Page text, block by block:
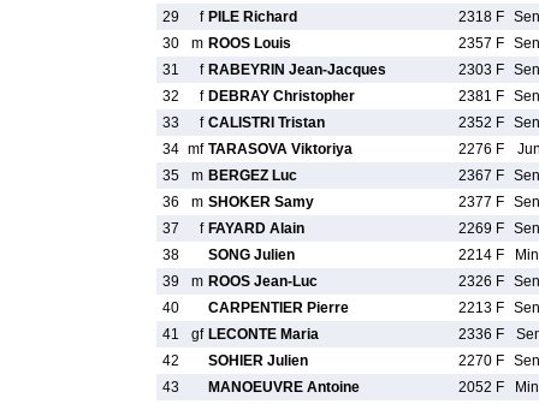
29
f PILE Richard 2318 F
30
m ROOS Louis 2357 F
31
f RABEYRIN Jean-Jacques 2303 F
32
f DEBRAY Christopher 2381 F
33
f CALISTRI Tristan 2352 F
34 mf TARASOVA Viktoriya 2276 F
35
m BERGEZ Luc 2367 F
36
m SHOKER Samy 2377 F
37
f FAYARD Alain 2269 F
38
SONG Julien 2214 F
39
m ROOS Jean-Luc 2326 F
40
CARPENTIER Pierre 2213 F
41
gf LECONTE Maria 2336 F
42
SOHIER Julien 2270 F
43
MANOEUVRE Antoine 2052 F